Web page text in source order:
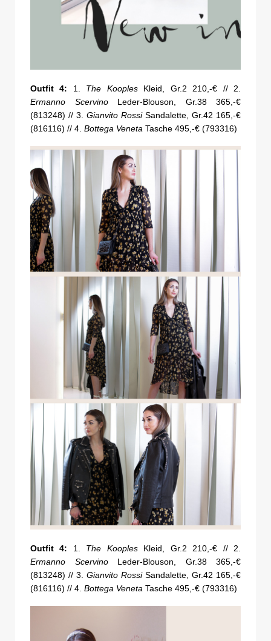
Outfit 4: 1. The KooplesKleid, Gr.2 210,-€ // 2.
Ermanno ScervinoLeder-Blouson, Gr.38 365,-€
(813248) // 3. Gianvito RossiSandalette, Gr.42 165,-€
(816116) // 4. Bottega Veneta Tasche 495,-€ (793316)
Outfit 4: 1. The KooplesKleid, Gr.2 210,-€ // 2.
Ermanno ScervinoLeder-Blouson, Gr.38 365,-€
(813248) // 3. Gianvito RossiSandalette, Gr.42 165,-€
(816116) // 4. Bottega Veneta Tasche 495,-€ (793316)